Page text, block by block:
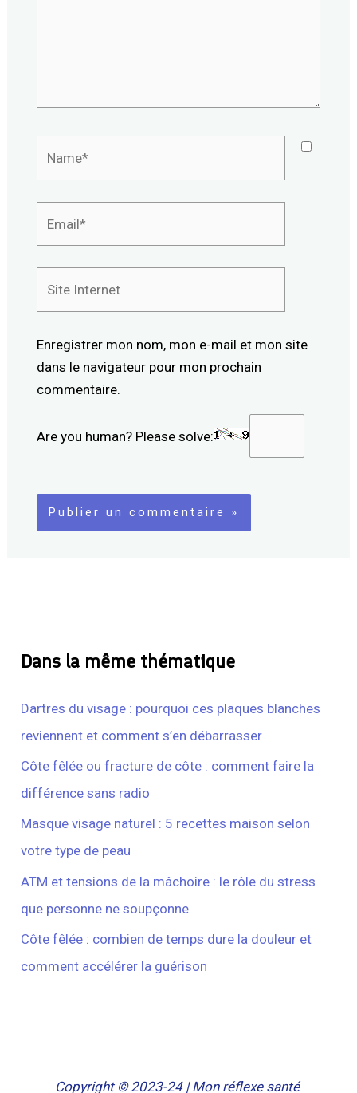
Enregistrer mon nom, mon e-mail et mon site
dans le navigateur pour mon prochain
commentaire.
Are you human? Please solve:
Dans la même thématique
Dartres du visage : pourquoi ces plaques blanches
reviennent et comment s’en débarrasser
Côte fêlée ou fracture de côte : comment faire la
différence sans radio
Masque visage naturel : 5 recettes maison selon
votre type de peau
ATM et tensions de la mâchoire : le rôle du stress
que personne ne soupçonne
Côte fêlée : combien de temps dure la douleur et
comment accélérer la guérison
Copyright © 2023-24 | Mon réflexe santé